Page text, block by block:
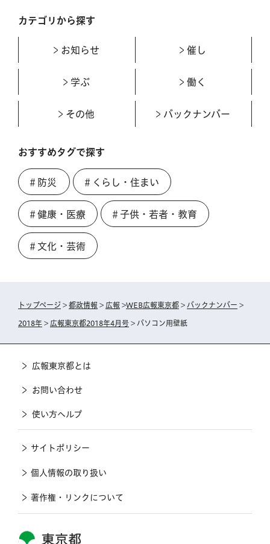
カテゴリから探す
お知らせ 催し
学ぶ 働く
その他 バックナンバー
おすすめタグで探す
＃防災 ＃くらし・住まい
＃健康・医療 ＃子供・若者・教育
＃文化・芸術
トップページ > 都政情報 > 広報 >WEB広報東京都 > バックナンバー >
2018年 > 広報東京都2018年4月号 > パソコン用壁紙
広報東京都とは
お問い合わせ
使い方ヘルプ
サイトポリシー
個人情報の取り扱い
著作権・リンクについて